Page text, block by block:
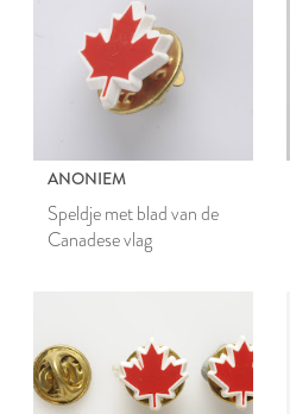
ANONIEM
Speldje met blad van de
Canadese vlag